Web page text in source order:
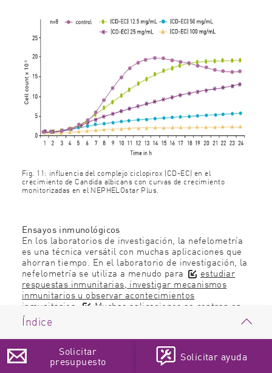
Índice
¿Qué es la nefelometría?
Diferencia entre nefelometría y turbidimetría
Solicitar
presupuesto Solicitar ayuda
Fig. 11: influencia del complejo ciclopirox (CD-EC) en el
crecimiento de Candida albicans con curvas de crecimiento
monitorizadas en el NEPHELOstar Plus.
Ensayos inmunológicos
En los laboratorios de investigación, la nefelometría
es una técnica versátil con muchas aplicaciones que
ahorran tiempo. En el laboratorio de investigación, la
nefelometría se utiliza a menudo para estudiar
respuestas inmunitarias, investigar mecanismos
inmunitarios u observar acontecimientos
inmunitarios. Muchas aplicaciones se centran en
la cuantificación de proteínas
Referencias